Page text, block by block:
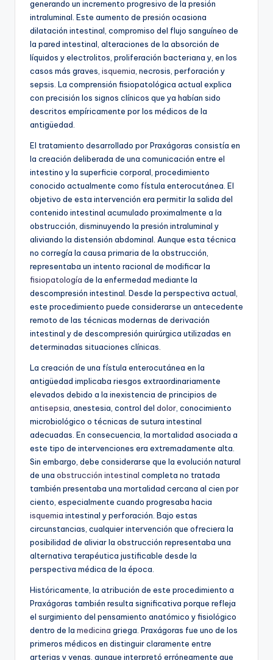
generando un incremento progresivo de la presión
intraluminal. Este aumento de presión ocasiona
dilatación intestinal, compromiso del flujo sanguíneo de
la pared intestinal, alteraciones de la absorción de
líquidos y electrolitos, proliferación bacteriana y, en los
casos más graves, isquemia , necrosis, perforación y
sepsis. La comprensión fisiopatológica actual explica
con precisión los signos clínicos que ya habían sido
descritos empíricamente por los médicos de la
antigüedad.
El tratamiento desarrollado por Praxágoras consistía en
la creación deliberada de una comunicación entre el
intestino y la superficie corporal, procedimiento
conocido actualmente como fístula enterocutánea. El
objetivo de esta intervención era permitir la salida del
contenido intestinal acumulado proximalmente a la
obstrucción, disminuyendo la presión intraluminal y
aliviando la distensión abdominal. Aunque esta técnica
no corregía la causa primaria de la obstrucción,
representaba un intento racional de modificar la
fisiopatología de la enfermedad mediante la
descompresión intestinal. Desde la perspectiva actual,
este procedimiento puede considerarse un antecedente
remoto de las técnicas modernas de derivación
intestinal y de descompresión quirúrgica utilizadas en
determinadas situaciones clínicas.
La creación de una fístula enterocutánea en la
antigüedad implicaba riesgos extraordinariamente
elevados debido a la inexistencia de principios de
antisepsia , anestesia, control del dolor , conocimiento
microbiológico o técnicas de sutura intestinal
adecuadas. En consecuencia, la mortalidad asociada a
este tipo de intervenciones era extremadamente alta.
Sin embargo, debe considerarse que la evolución natural
de una obstrucción intestinal completa no tratada
también presentaba una mortalidad cercana al cien por
ciento, especialmente cuando progresaba hacia
isquemia intestinal y perforación. Bajo estas
circunstancias, cualquier intervención que ofreciera la
posibilidad de aliviar la obstrucción representaba una
alternativa terapéutica justificable desde la
perspectiva médica de la época.
Históricamente, la atribución de este procedimiento a
Praxágoras también resulta significativa porque refleja
el surgimiento del pensamiento anatómico y fisiológico
dentro de la medicina griega. Praxágoras fue uno de los
primeros médicos en distinguir claramente entre
arterias y venas, aunque interpretó erróneamente que